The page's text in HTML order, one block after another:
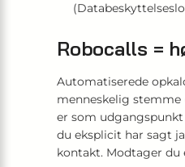
Robocalls =
Automatiserede
menneskelig stemme
er som udgangspunkt
du eksplicit har sagt
kontakt. Modtager du